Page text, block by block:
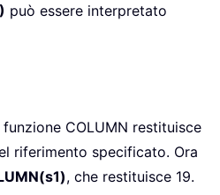
può essere interpretato
funzione COLUMN restituisce
riferimento specificato. Ora
, che restituisce 19.